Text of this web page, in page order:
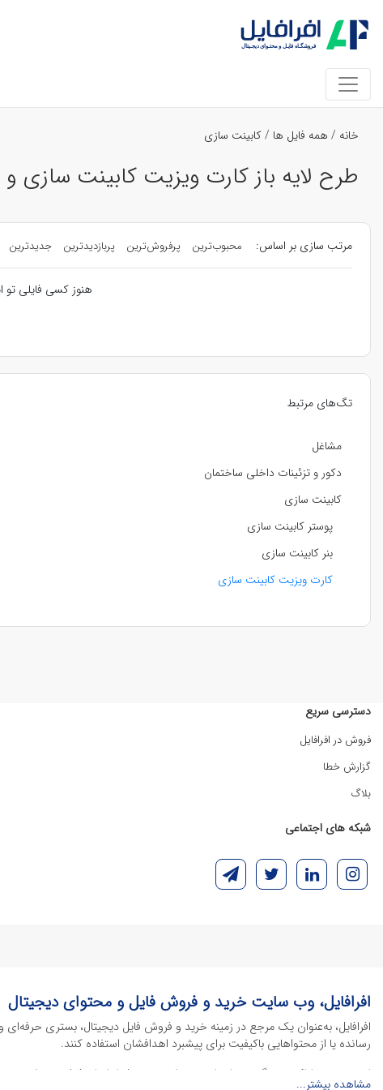
خانه / همه فایل ها /کابینت سازی
طرح لایه باز کارت ویزیت کابینت سازی
تگ‌های مرتبط
مشاغل
دکور و تزئینات داخلی ساختمان
کابینت سازی
پوستر کابینت سازی
بنر کابینت سازی
کارت ویزیت کابینت سازی
مرتب سازی بر اساس: محبوب‌ترین پرفروش‌ترین پربازدیدترین جدیدترین
هنوز کسی فایلی تو
دسترسی سریع
فروش در افرافایل
گزارش خطا
بلاگ
شبکه های اجتماعی
افرافایل، وب سایت خرید و فروش فایل و محتوای دیجیتال
افرافایل، به‌عنوان یک مرجع در زمینه خرید و فروش فایل دیجیتال، بستری
رسانده یا از محتواهایی باکیفیت برای پیشبرد اهدافشان استفاده کنند.
این سایت با ارائه تنوع گسترده‌ای از محصولات دیجیتال از انواع فایل های لایه باز
مشاهده بیشتر...